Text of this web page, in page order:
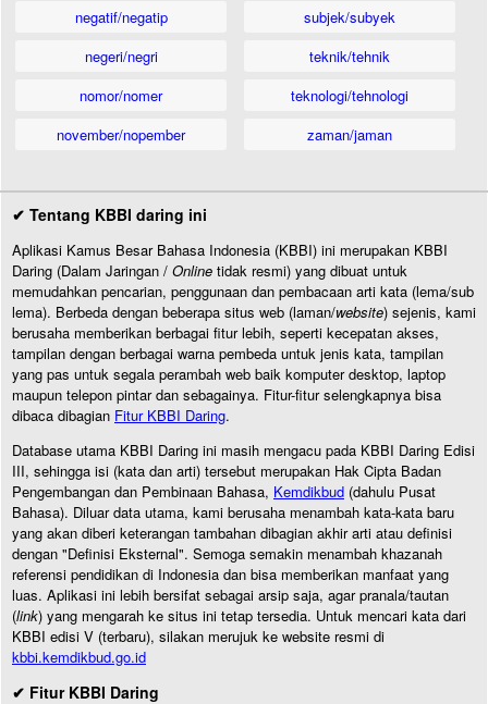
negatif/negatip
negeri/negri
nomor/nomer
november/nopember
subjek/subyek
teknik/tehnik
teknologi/tehnologi
zaman/jaman
✔ Tentang KBBI daring ini
Aplikasi Kamus Besar Bahasa Indonesia (KBBI) ini merupakan KBBI
Daring (Dalam Jaringan / Online tidak resmi) yang dibuat untuk
memudahkan pencarian, penggunaan dan pembacaan arti kata (lema/sub
lema). Berbeda dengan beberapa situs web (laman/website) sejenis, kami
berusaha memberikan berbagai fitur lebih, seperti kecepatan akses,
tampilan dengan berbagai warna pembeda untuk jenis kata, tampilan
yang pas untuk segala perambah web baik komputer desktop, laptop
maupun telepon pintar dan sebagainya. Fitur-fitur selengkapnya bisa
dibaca dibagian Fitur KBBI Daring.
Database utama KBBI Daring ini masih mengacu pada KBBI Daring Edisi
III, sehingga isi (kata dan arti) tersebut merupakan Hak Cipta Badan
Pengembangan dan Pembinaan Bahasa, Kemdikbud (dahulu Pusat
Bahasa). Diluar data utama, kami berusaha menambah kata-kata baru
yang akan diberi keterangan tambahan dibagian akhir arti atau definisi
dengan "Definisi Eksternal". Semoga semakin menambah khazanah
referensi pendidikan di Indonesia dan bisa memberikan manfaat yang
luas. Aplikasi ini lebih bersifat sebagai arsip saja, agar pranala/tautan
(link) yang mengarah ke situs ini tetap tersedia. Untuk mencari kata dari
KBBI edisi V (terbaru), silakan merujuk ke website resmi di
kbbi.kemdikbud.go.id
✔ Fitur KBBI Daring